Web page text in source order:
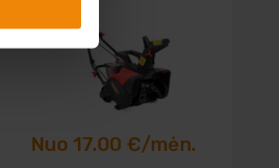
Nuo 17.00 €/mėn.